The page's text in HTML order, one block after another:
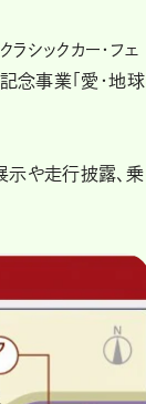
シックカー・フェ
念事業「愛・地球
示や走行披露、乗